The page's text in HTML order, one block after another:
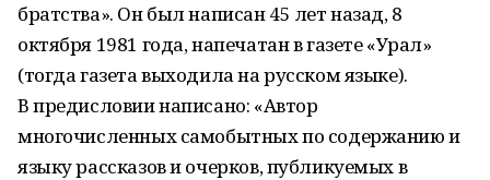
братства». Он был написан 45 лет назад, 8
октября 1981 года, напечатан в газете «Урал»
(тогда газета выходила на русском языке).
В предисловии написано: «Автор
многочисленных самобытных по содержанию и
языку рассказов и очерков, публикуемых в